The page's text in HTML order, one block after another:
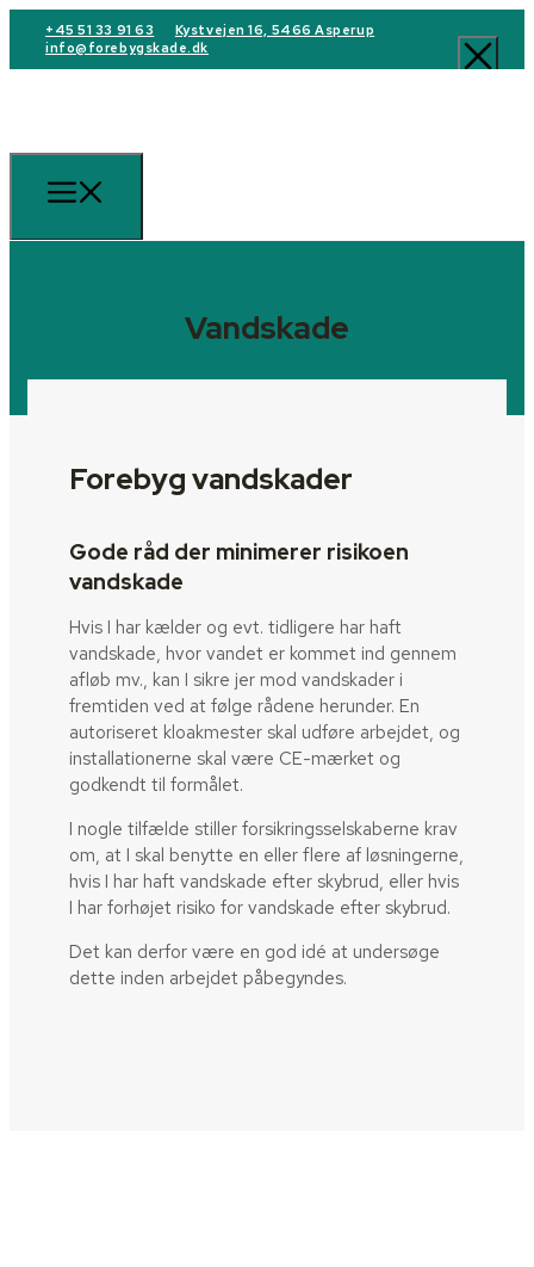
+45 51 33 91 63
Kystvejen 16, 5466 Asperup
info@forebygskade.dk
Vandskade
Forebyg vandskader
Gode råd der minimerer risikoen
vandskade
Hvis I har kælder og evt. tidligere har haft
vandskade, hvor vandet er kommet ind gennem
afløb mv., kan I sikre jer mod vandskader i
fremtiden ved at følge rådene herunder. En
autoriseret kloakmester skal udføre arbejdet, og
installationerne skal være CE-mærket og
godkendt til formålet.
I nogle tilfælde stiller forsikringsselskaberne krav
om, at I skal benytte en eller flere af løsningerne,
hvis I har haft vandskade efter skybrud, eller hvis
I har forhøjet risiko for vandskade efter skybrud.
Det kan derfor være en god idé at undersøge
dette inden arbejdet påbegyndes.